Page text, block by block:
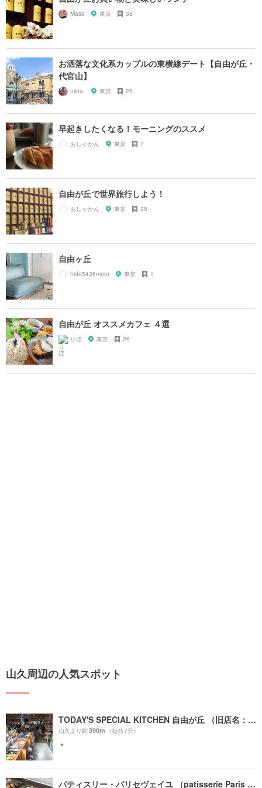
Masa 東京 38
お洒落な文化系カップルの東横線デート【自由が丘・
代官山】
mina. 東京 29
早起きしたくなる！モーニングのススメ
おしゃかん 東京 7
自由が丘で世界旅行しよう！
おしゃかん 東京 25
自由ヶ丘
hide5436maru 東京 1
自由が丘 オススメカフェ ４選
りほ 東京 26
山久周辺の人気スポット
TODAY'S SPECIAL KITCHEN 自由が丘 （旧店名：TODAY'S TABLE）
山久より約390m （徒歩7分）
＊
パティスリー・パリセヴェイユ （patisserie Paris S'eveille）